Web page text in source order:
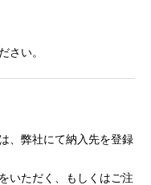
さい。
、弊社にて納入先を登録
いただく、もしくはご注